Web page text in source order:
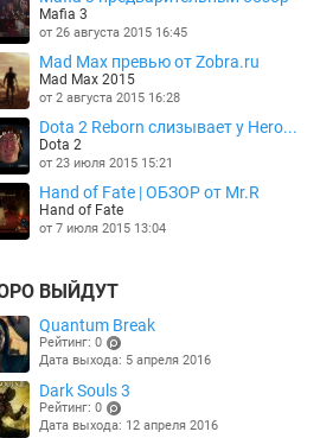
Mafia 3
от 26 августа 2015 16:45
Mad Max превью от Zobra.ru
Mad Max 2015
от 2 августа 2015 16:28
Dota 2 Reborn слизывает у Hero...
Dota 2
от 23 июля 2015 15:21
Hand of Fate | ОБЗОР от Mr.R
Hand of Fate
от 7 июля 2015 13:04
ВЫЙДУТ
Quantum Break
Рейтинг: 0
(points)
Дата выхода: 5 апреля 2016
Dark Souls 3
Рейтинг: 0
(points)
Дата выхода: 12 апреля 2016